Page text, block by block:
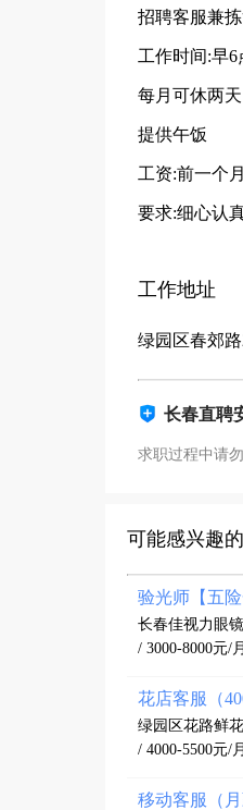
招聘客服兼
工作时间:早6
每月可休两天
提供午饭
工资:前一个
要求:细心认
工作地址
绿园区春郊
长春直聘
求职过程中请
可能感兴趣
验光师【五
长春佳视力眼
/ 3000-8000元/
花店客服（
绿园区花路鲜
/ 4000-5500元/
移动客服（月